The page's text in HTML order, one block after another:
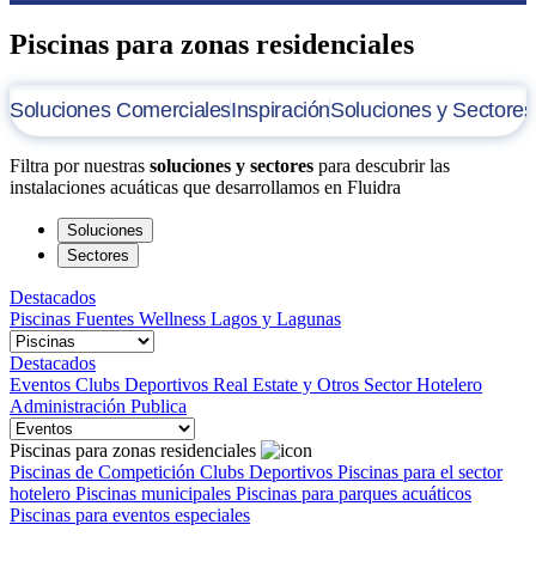
Piscinas para zonas residenciales
Soluciones ComercialesInspiraciónSoluciones y Sectores
Filtra por nuestras soluciones y sectores para descubrir las
instalaciones acuáticas que desarrollamos en Fluidra
Soluciones
Sectores
Destacados
Piscinas Fuentes Wellness Lagos y Lagunas
Destacados
Eventos Clubs Deportivos Real Estate y Otros Sector Hotelero
Administración Publica
Piscinas para zonas residenciales
Piscinas de Competición Clubs Deportivos Piscinas para el sector
hotelero Piscinas municipales Piscinas para parques acuáticos
Piscinas para eventos especiales